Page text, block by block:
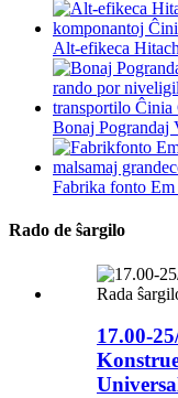
Alt-efikeca
Bonaj Pograndaj
Fabrika fonto
Rado de ŝargilo
17.00-